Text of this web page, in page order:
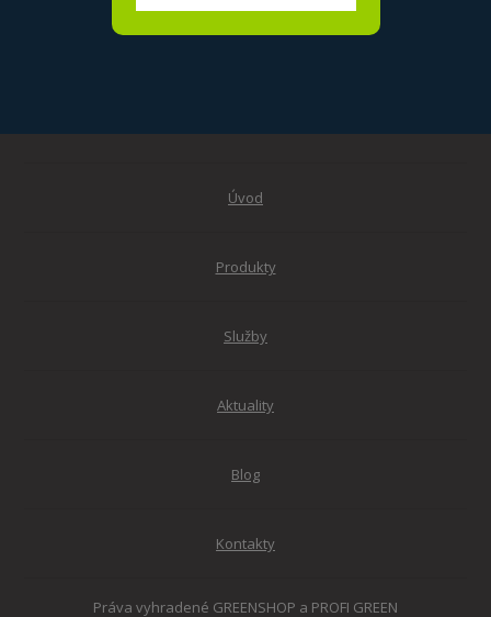
Úvod
Produkty
Služby
Aktuality
Blog
Kontakty
Práva vyhradené GREENSHOP a PROFI GREEN